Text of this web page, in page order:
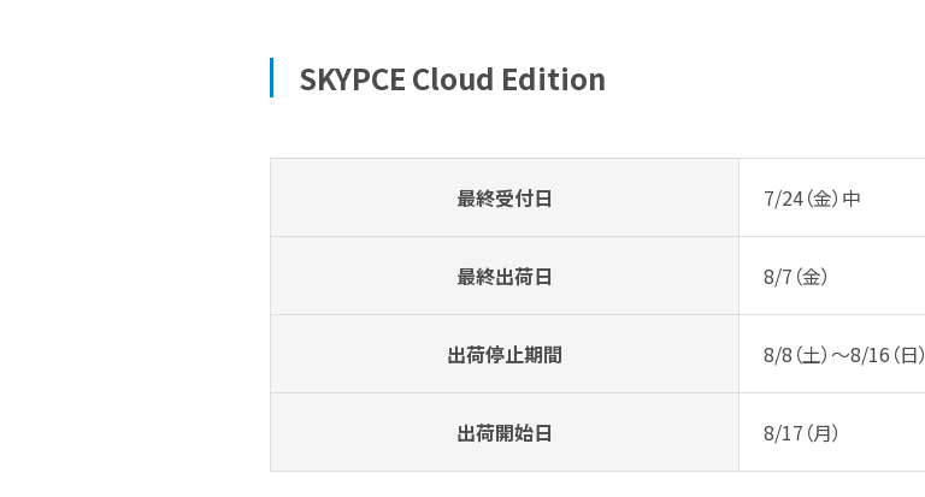
SKYPCE Cloud Edition
最終受付日 7/24（金）中
最終出荷日 8/7（金）
出荷停止期間 8/8（土）～8/16（日）
出荷開始日 8/17（月）